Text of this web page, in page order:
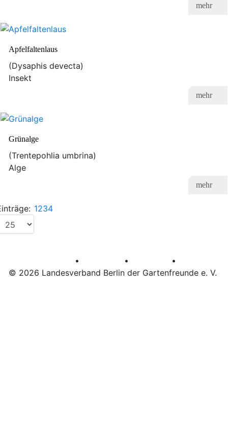
mehr
Apfelfaltenlaus
(Dysaphis devecta)
Insekt
mehr
Grünalge
(Trentepohlia umbrina)
Alge
mehr
1234
• •
•
© 2026 Landesverband Berlin der Gartenfreunde e. V.